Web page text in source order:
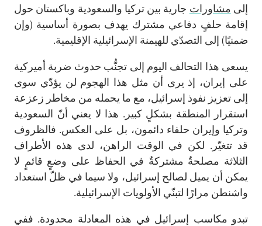
إلى مشاورات جارية بين تركيا والسعودية وباكستان حول
إقامة حلفٍ دفاعي مشترك يهدف بصورة أساسية (وإن
ضمنيًا) إلى التصدّي للهيمنة الإسرائيلية الإقليمية.
يسعى هذا التحالف اليوم إلى تجنُّب حدوث ضربة أميركية
على إيران، إذ يرى أن مثل هذا الهجوم لن يؤدّي سوى
إلى تعزيز نفوذ إسرائيل، مع ما يحمله من مخاطر زعزعة
استقرار المنطقة بشكلٍ كبير. هذا لا يعني أنّ السعودية
وتركيا وإيران حلفاء دائمون، بل على العكس. فالظروف
قد تتغيّر. لكن في الوقت الراهن، لدى هذه الأطراف
الثلاثة مصلحةٌ مشتركةٌ في الحفاظ على وضعٍ قائمٍ لا
يمكن أن يميل لصالح إسرائيل، ولا سيما في ظلّ استعداد
واشنطن مرارًا لتبنّي الأولويات الإسرائيلية.
تبدو مكاسب إسرائيل في هذه المعادلة محدودة. ففي